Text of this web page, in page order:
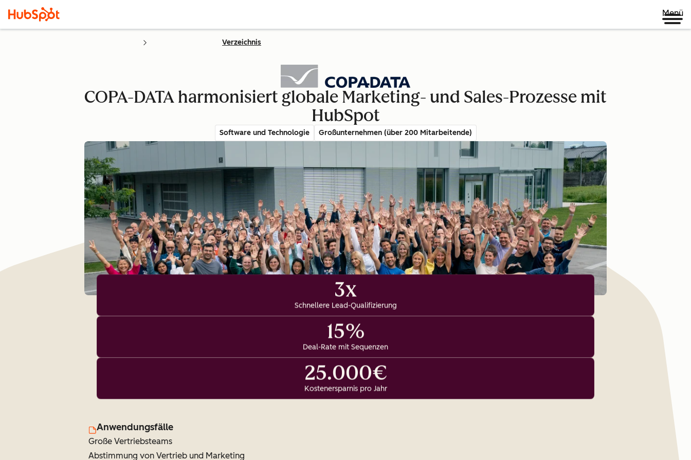
Menü
Verzeichnis
COPA-DATA harmonisiert globale Marketing- und Sales-Prozesse mit
HubSpot
Software und Technologie Großunternehmen (über 200 Mitarbeitende)
3x
Schnellere Lead-Qualifizierung
15%
Deal-Rate mit Sequenzen
25.000€
Kostenersparnis pro Jahr
Anwendungsfälle
Große Vertriebsteams
Abstimmung von Vertrieb und Marketing